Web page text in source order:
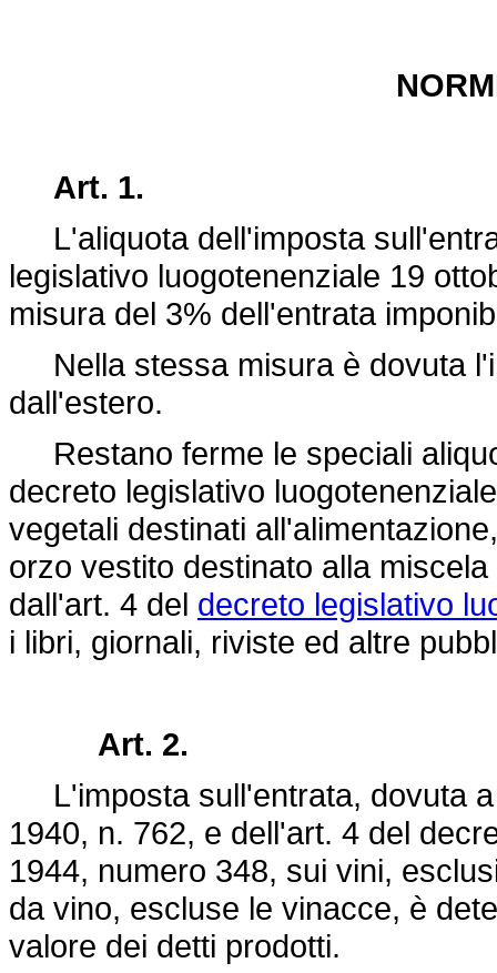
Art. 1.
L'aliquota dell'imposta
legislativo luogotenenziale 19
misura del 3% dell'entrata
Nella stessa misura è dovuta
dall'estero.
Restano ferme le speciali
decreto legislativo
vegetali destinati
orzo vestito destinato alla
dall'art. 4 del decreto legislativo
i libri, giornali, riviste ed altre
Art. 2.
L'imposta sull'entrata, dovuta
1940, n. 762, e dell'art. 4 del
1944, numero 348, sui vini,
da vino, escluse le vinacce, è
valore dei detti prodotti.